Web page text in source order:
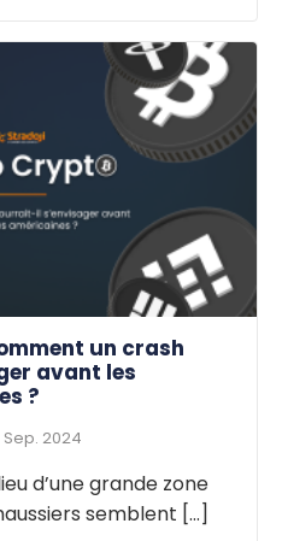
un crash
avant les
?
2024
d’une grande zone
semblent [...]